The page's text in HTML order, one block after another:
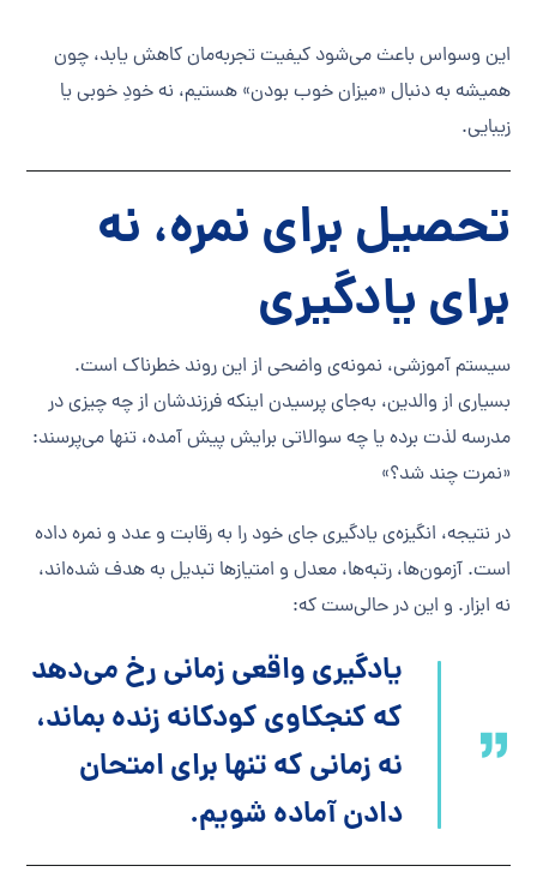
این وسواس باعث می‌شود کیفیت تجربه‌مان کاهش یابد، چون
همیشه به دنبال «میزان خوب بودن» هستیم، نه خودِ خوبی یا
زیبایی.
تحصیل برای نمره، نه
برای یادگیری
سیستم آموزشی، نمونه‌ی واضحی از این روند خطرناک است.
بسیاری از والدین، به‌جای پرسیدن اینکه فرزندشان از چه چیزی در
مدرسه لذت برده یا چه سوالاتی برایش پیش آمده، تنها می‌پرسند:
«نمرت چند شد؟»
در نتیجه، انگیزه‌ی یادگیری جای خود را به رقابت و عدد و نمره داده
است. آزمون‌ها، رتبه‌ها، معدل و امتیازها تبدیل به هدف شده‌اند،
نه ابزار. و این در حالی‌ست که:
یادگیری واقعی زمانی رخ می‌دهد
که کنجکاوی کودکانه زنده بماند،
نه زمانی که تنها برای امتحان
دادن آماده شویم.